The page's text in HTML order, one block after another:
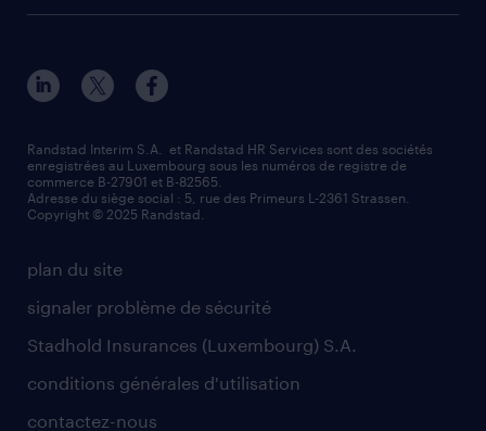
plan du site
signaler problème de sécurité
Stadhold Insurances (Luxembourg) S.A.
conditions générales d'utilisation
contactez-nous
Randstad Interim S.A. et Randstad HR Services sont des sociétés
enregistrées au Luxembourg sous les numéros de registre de
commerce B-27901 et B-82565.
Adresse du siège social : 5, rue des Primeurs L-2361 Strassen.
Copyright © 2025 Randstad.